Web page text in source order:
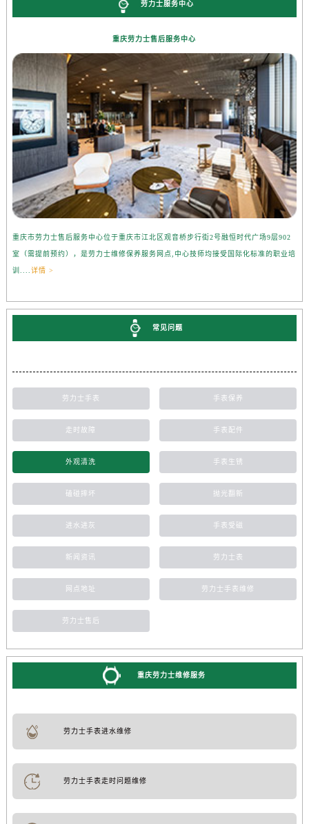
劳力士服务中心
重庆劳力士售后服务中心
重庆市劳力士售后服务中心位于重庆市江北区观音桥步行街2号融恒时代广场9层902
室（需提前预约），是劳力士维修保养服务网点,中心技师均接受国际化标准的职业培
训.... 详情 >
常见问题
劳力士手表 手表保养
走时故障 手表配件
外观清洗 手表生锈
磕碰摔坏 抛光翻新
进水进灰 手表受磁
新闻资讯 劳力士表
网点地址 劳力士手表维修
劳力士售后
重庆劳力士维修服务
劳力士手表进水维修
劳力士手表走时问题维修